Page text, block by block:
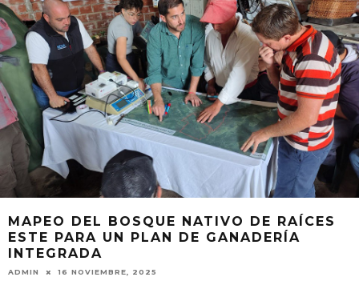
MAPEO DEL BOSQUE NATIVO DE RAÍCES
ESTE PARA UN PLAN DE GANADERÍA
INTEGRADA
ADMIN 16 NOVIEMBRE, 2025